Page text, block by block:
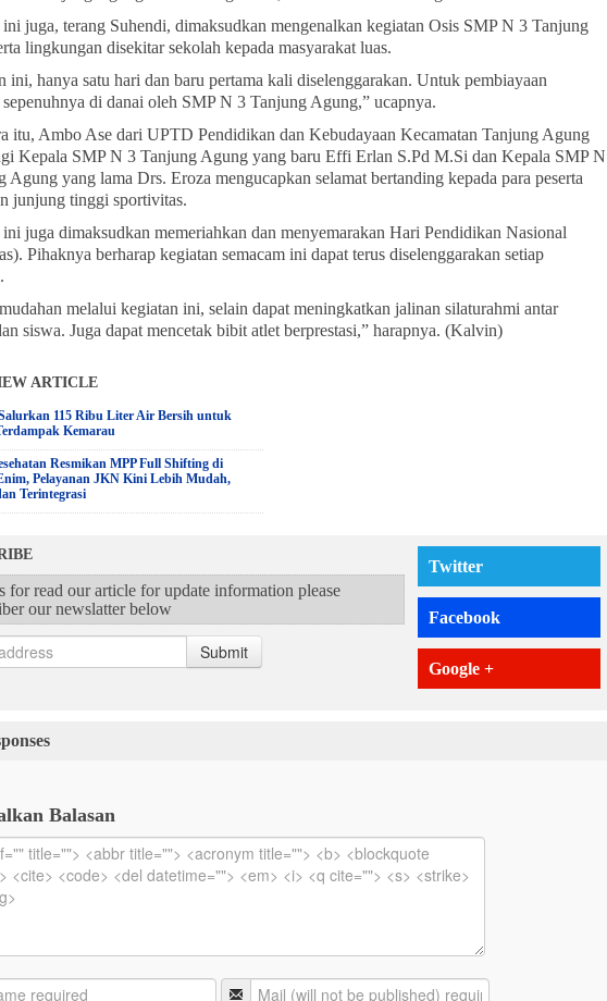
juga, terang Suhendi, dimaksudkan mengenalkan kegiatan Osis SMP N 3 Tanjung
lingkungan disekitar sekolah kepada masyarakat luas.
ini, hanya satu hari dan baru pertama kali diselenggarakan. Untuk pembiayaan
di danai oleh SMP N 3 Tanjung Agung,” ucapnya.
itu, Ambo Ase dari UPTD Pendidikan dan Kebudayaan Kecamatan Tanjung Agung
Kepala SMP N 3 Tanjung Agung yang baru Effi Erlan S.Pd M.Si dan Kepala SMP N
Agung yang lama Drs. Eroza mengucapkan selamat bertanding kepada para peserta
junjung tinggi sportivitas.
juga dimaksudkan memeriahkan dan menyemarakan Hari Pendidikan Nasional
Pihaknya berharap kegiatan semacam ini dapat terus diselenggarakan setiap
melalui kegiatan ini, selain dapat meningkatkan jalinan silaturahmi antar
siswa. Juga dapat mencetak bibit atlet berprestasi,” harapnya. (Kalvin)
ARTICLE
115 Ribu Liter Air Bersih untuk
Kemarau
Resmikan MPP Full Shifting di
Pelayanan JKN Kini Lebih Mudah,
Terintegrasi
for read our article for update information please
our newslatter below
Submit
Twitter
Facebook
Google +
Balasan